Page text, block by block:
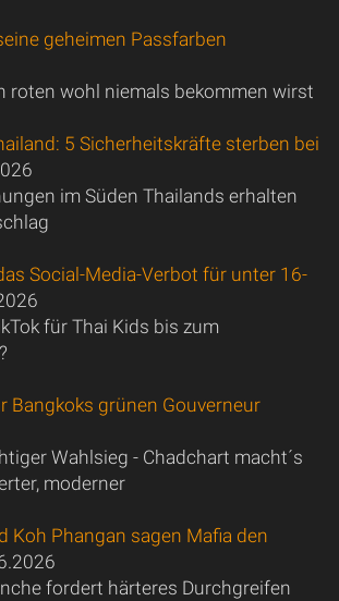
geheimen Passfarben
roten wohl niemals bekommen wirst
5 Sicherheitskräfte sterben bei
im Süden Thailands erhalten
Social-Media-Verbot für unter 16-
für Thai Kids bis zum
Bangkoks grünen Gouverneur
Wahlsieg - Chadchart macht´s
moderner
Koh Phangan sagen Mafia den
fordert härteres Durchgreifen